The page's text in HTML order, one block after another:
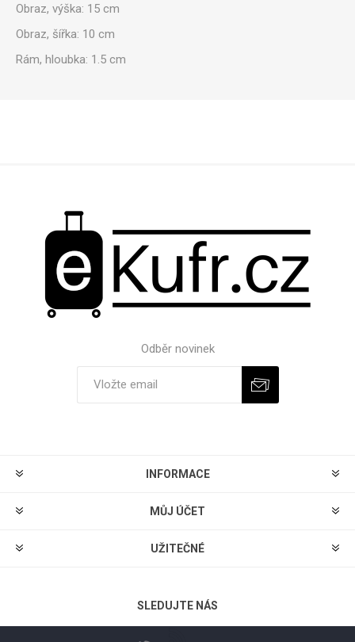
Obraz, výška: 15 cm
Obraz, šířka: 10 cm
Rám, hloubka: 1.5 cm
Odběr novinek
INFORMACE
MŮJ ÚČET
UŽITEČNÉ
SLEDUJTE NÁS